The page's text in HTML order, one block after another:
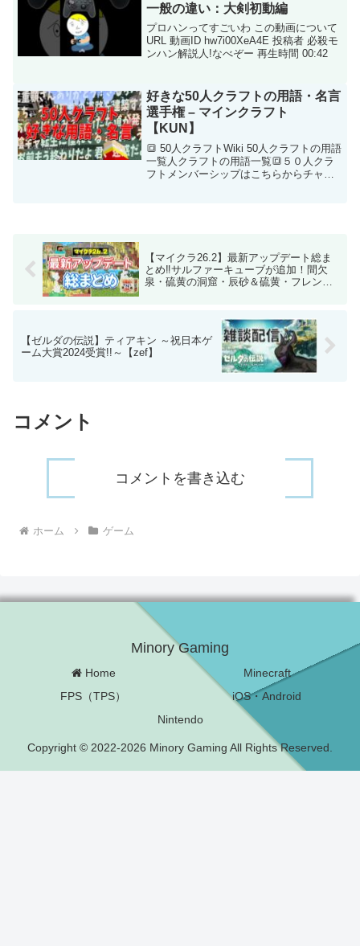
一般の違い：大剣初動編
プロハンってすごいわ この動画について
URL 動画ID hw7i00XeA4E 投稿者 必殺モ
ンハン解説人!なべぞー 再生時間 00:42
好きな50人クラフトの用語・名言
選手権 – マインクラフト
【KUN】
🔳 50人クラフトWiki 50人クラフトの用語
一覧人クラフトの用語一覧🔳５０人クラ
フトメンバーシップはこちらからチャン
【マイクラ26.2】最新アップデート総ま
とめ‼サルファーキューブが追加！間欠
泉・硫黄の洞窟・辰砂＆硫黄・フレンド
【ゼルダの伝説】ティアキン ～祝日本ゲ
ーム大賞2024受賞!!～【zef】
コメント
コメントを書き込む
ホーム ゲーム
Minory Gaming
Home
Minecraft
FPS（TPS）
iOS・Android
Nintendo
Copyright © 2022-2026 Minory Gaming All Rights Reserved.